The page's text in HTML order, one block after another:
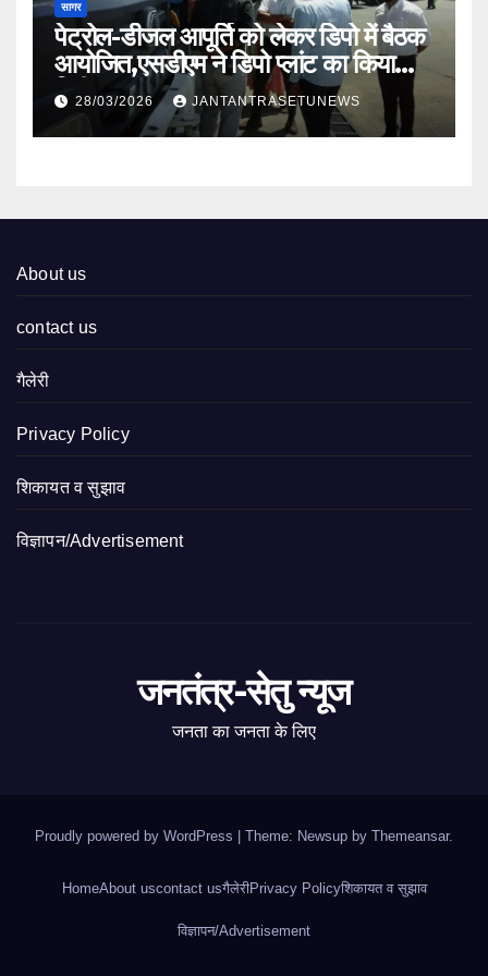
सागर
पेट्रोल-डीजल आपूर्ति को लेकर डिपो में बैठक
आयोजित,एसडीएम ने डिपो प्लांट का किया
निरीक्षण
28/03/2026 JANTANTRASETUNEWS
About us
contact us
गैलेरी
Privacy Policy
शिकायत व सुझाव
विज्ञापन/Advertisement
जनतंत्र-सेतु न्यूज
जनता का जनता के लिए
Proudly powered by WordPress Theme: Newsup by Themeansar.
HomeAbout uscontact usगैलेरीPrivacy Policyशिकायत व सुझाव
विज्ञापन/Advertisement